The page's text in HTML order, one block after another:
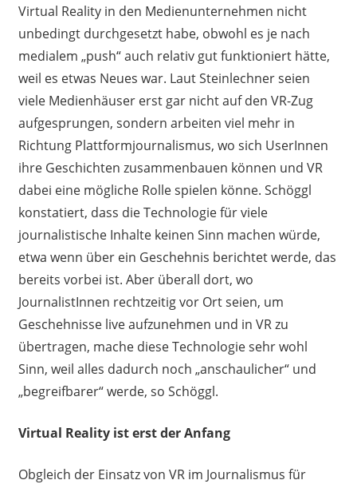
Virtual Reality in den Medienunternehmen nicht
unbedingt durchgesetzt habe, obwohl es je nach
medialem „push“ auch relativ gut funktioniert hätte,
weil es etwas Neues war. Laut Steinlechner seien
viele Medienhäuser erst gar nicht auf den VR-Zug
aufgesprungen, sondern arbeiten viel mehr in
Richtung Plattformjournalismus, wo sich UserInnen
ihre Geschichten zusammenbauen können und VR
dabei eine mögliche Rolle spielen könne. Schöggl
konstatiert, dass die Technologie für viele
journalistische Inhalte keinen Sinn machen würde,
etwa wenn über ein Geschehnis berichtet werde, das
bereits vorbei ist. Aber überall dort, wo
JournalistInnen rechtzeitig vor Ort seien, um
Geschehnisse live aufzunehmen und in VR zu
übertragen, mache diese Technologie sehr wohl
Sinn, weil alles dadurch noch „anschaulicher“ und
„begreifbarer“ werde, so Schöggl.
Virtual Reality ist erst der Anfang
Obgleich der Einsatz von VR im Journalismus für